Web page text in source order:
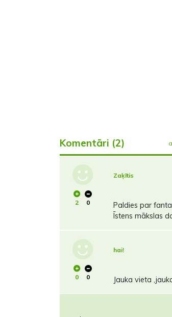
Komentāri (2)
2 0
Zaķītis
Paldies par
Īstens mākslas
0 0
hai!
Jauka vieta